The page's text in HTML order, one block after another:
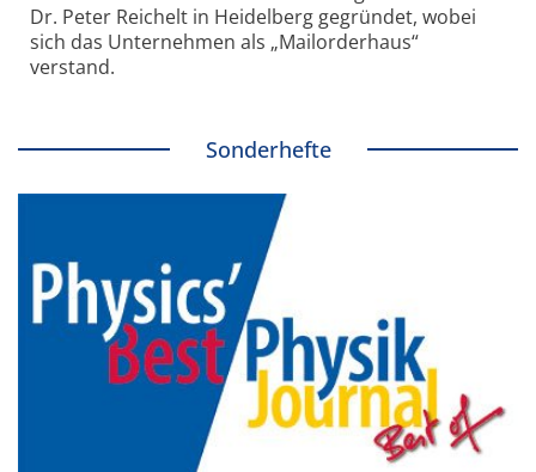
Dr. Peter Reichelt in Heidelberg gegründet, wobei
sich das Unternehmen als „Mailorderhaus“
verstand.
Sonderhefte